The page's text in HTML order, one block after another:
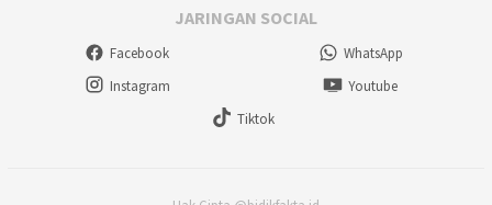
JARINGAN SOCIAL
Facebook
WhatsApp
Instagram
Youtube
Tiktok